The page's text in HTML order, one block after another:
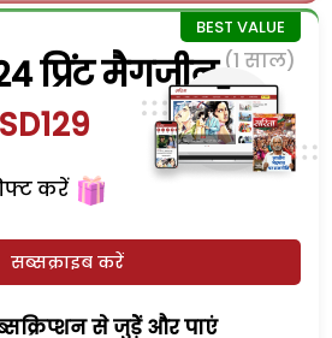
प्रिंट मैगजीन (1 साल)
करें
सब्सक्राइब करें
से जुड़ेें और पाएं